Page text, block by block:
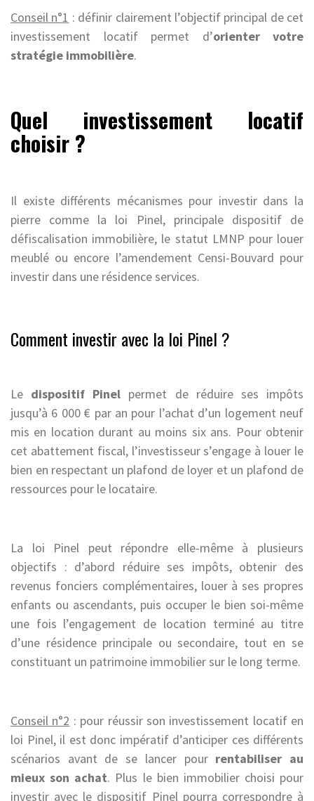
Conseil n°1 : définir clairement l’objectif principal de cet
investissement locatif permet d’orienter votre
stratégie immobilière.
Quel investissement locatif
choisir ?
Il existe différents mécanismes pour investir dans la
pierre comme la loi Pinel, principale dispositif de
défiscalisation immobilière, le statut LMNP pour louer
meublé ou encore l’amendement Censi-Bouvard pour
investir dans une résidence services.
Comment investir avec la loi Pinel ?
Le dispositif Pinel permet de réduire ses impôts
jusqu’à 6 000 € par an pour l’achat d’un logement neuf
mis en location durant au moins six ans. Pour obtenir
cet abattement fiscal, l’investisseur s’engage à louer le
bien en respectant un plafond de loyer et un plafond de
ressources pour le locataire.
La loi Pinel peut répondre elle-même à plusieurs
objectifs : d’abord réduire ses impôts, obtenir des
revenus fonciers complémentaires, louer à ses propres
enfants ou ascendants, puis occuper le bien soi-même
une fois l’engagement de location terminé au titre
d’une résidence principale ou secondaire, tout en se
constituant un patrimoine immobilier sur le long terme.
Conseil n°2 : pour réussir son investissement locatif en
loi Pinel, il est donc impératif d’anticiper ces différents
scénarios avant de se lancer pour rentabiliser au
mieux son achat. Plus le bien immobilier choisi pour
investir avec le dispositif Pinel pourra correspondre à